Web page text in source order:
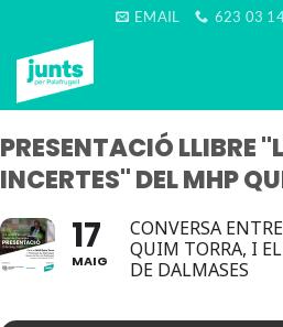
content
EMAIL 623 03
PRESENTACIÓ LLIBRE
INCERTES" DEL MHP
17
MAIG
CONVERSA
QUIM TORRA, I
DE DALMASES